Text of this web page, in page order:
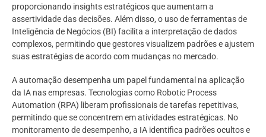
proporcionando insights estratégicos que aumentam a
assertividade das decisões. Além disso, o uso de ferramentas de
Inteligência de Negócios (BI) facilita a interpretação de dados
complexos, permitindo que gestores visualizem padrões e ajustem
suas estratégias de acordo com mudanças no mercado.
A automação desempenha um papel fundamental na aplicação
da IA nas empresas. Tecnologias como Robotic Process
Automation (RPA) liberam profissionais de tarefas repetitivas,
permitindo que se concentrem em atividades estratégicas. No
monitoramento de desempenho, a IA identifica padrões ocultos e